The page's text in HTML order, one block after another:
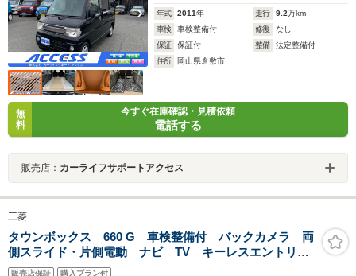
年式 2011年 走行 9.2万km
車検
車検整備付 修復
なし
保証
保証付 整備
法定整備付
住所
岡山県倉敷市
無
料
今すぐ在庫確認・見積依頼
電話する
販売店： カーライフサポートアクセス
三菱
タウンボックス 660 G 車検整備付 バックカメラ 両
側スライド・片側電動 ナビ TV キーレスエントリ
ー 電動格納ミラー AT 盗難防止システム ABS
販売店保証 購入プラン付